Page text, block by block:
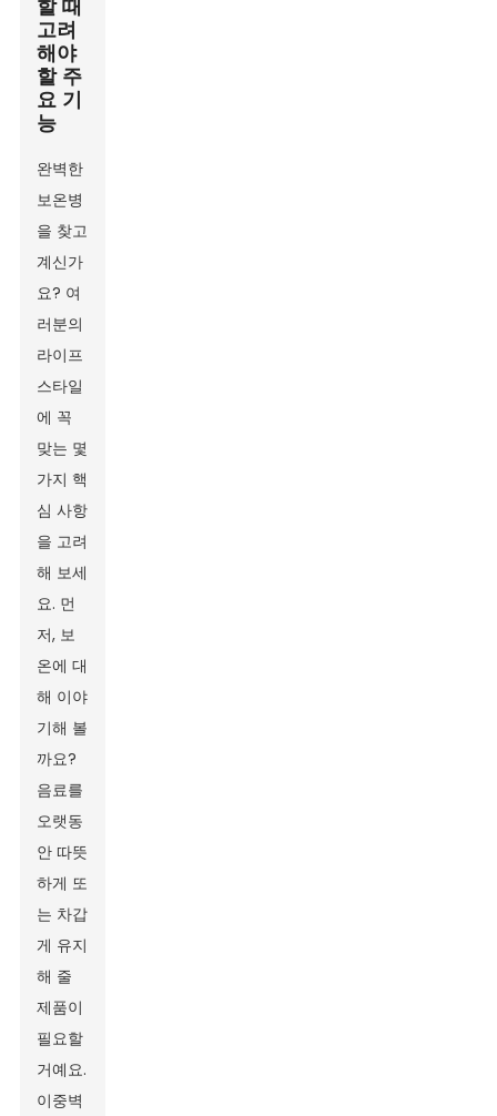
할 때
고려
해야
할 주
요 기
능
완벽한
보온병
을 찾고
계신가
요? 여
러분의
라이프
스타일
에 꼭
맞는 몇
가지 핵
심 사항
을 고려
해 보세
요. 먼
저, 보
온에 대
해 이야
기해 볼
까요?
음료를
오랫동
안 따뜻
하게 또
는 차갑
게 유지
해 줄
제품이
필요할
거예요.
이중벽